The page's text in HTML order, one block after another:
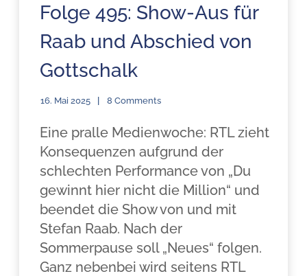
Folge 495: Show-Aus für
Raab und Abschied von
Gottschalk
16. Mai 2025 8 Comments
Eine pralle Medienwoche: RTL zieht
Konsequenzen aufgrund der
schlechten Performance von „Du
gewinnt hier nicht die Million“ und
beendet die Show von und mit
Stefan Raab. Nach der
Sommerpause soll „Neues“ folgen.
Ganz nebenbei wird seitens RTL